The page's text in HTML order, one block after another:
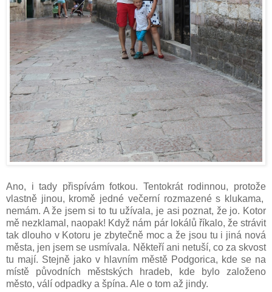
Ano, i tady přispívám fotkou. Tentokrát rodinnou, protože
vlastně jinou, kromě jedné večerní rozmazené s klukama,
nemám. A že jsem si to tu užívala, je asi poznat, že jo. Kotor
mě nezklamal, naopak! Když nám pár lokálů říkalo, že strávit
tak dlouho v Kotoru je zbytečně moc a že jsou tu i jiná nová
města, jen jsem se usmívala. Někteří ani netuší, co za skvost
tu mají. Stejně jako v hlavním městě Podgorica, kde se na
místě původních městských hradeb, kde bylo založeno
město, válí odpadky a špína. Ale o tom až jindy.